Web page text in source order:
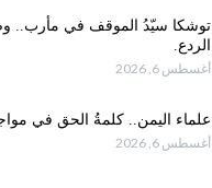
توشكا سيّدُ الموقف في مأرب..
الردع.
أغسطس 6, 2026
علماء اليمن.. كلمةُ الحق في
أغسطس 6, 2026